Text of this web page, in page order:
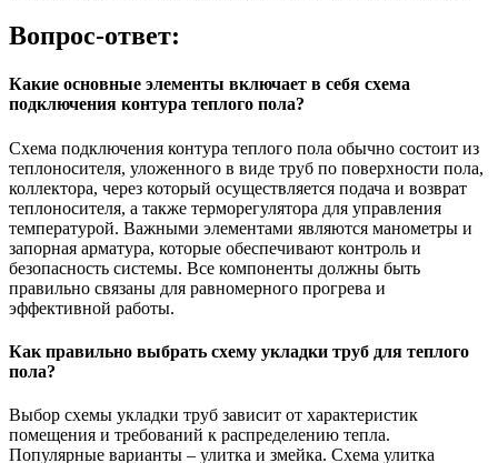
Вопрос-ответ:
Какие основные элементы включает в себя схема
подключения контура теплого пола?
Схема подключения контура теплого пола обычно состоит из
теплоносителя, уложенного в виде труб по поверхности пола,
коллектора, через который осуществляется подача и возврат
теплоносителя, а также терморегулятора для управления
температурой. Важными элементами являются манометры и
запорная арматура, которые обеспечивают контроль и
безопасность системы. Все компоненты должны быть
правильно связаны для равномерного прогрева и
эффективной работы.
Как правильно выбрать схему укладки труб для теплого
пола?
Выбор схемы укладки труб зависит от характеристик
помещения и требований к распределению тепла.
Популярные варианты – улитка и змейка. Схема улитка